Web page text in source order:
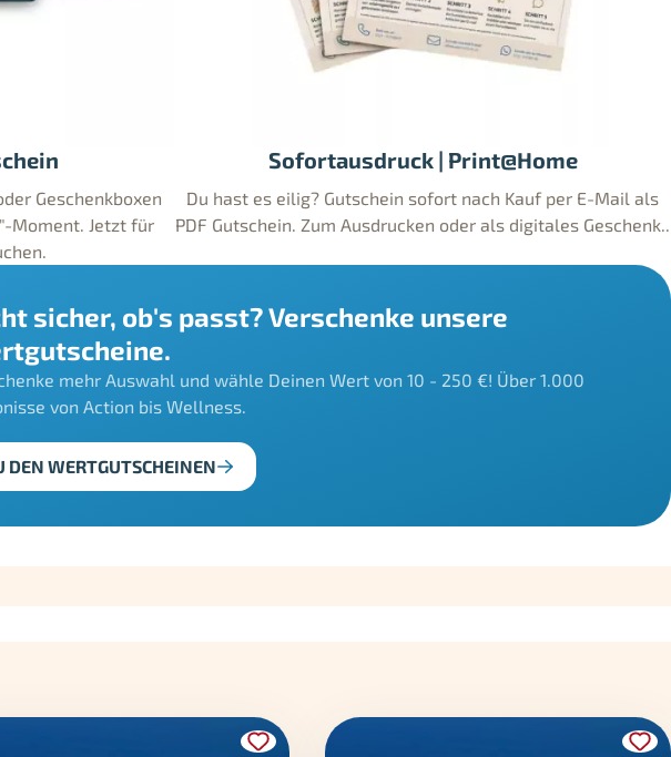
Geschenkboxen
Moment. Jetzt für
Sofortausdruck | Print@Home
Du hast es eilig? Gutschein sofort nach Kauf per E-Mail als
PDF Gutschein. Zum Ausdrucken oder als digitales Geschenk..
sicher, ob's passt? Verschenke unsere
mehr Auswahl und wähle Deinen Wert von 10 - 250 €! Über 1.000
von Action bis Wellness.
DEN WERTGUTSCHEINEN